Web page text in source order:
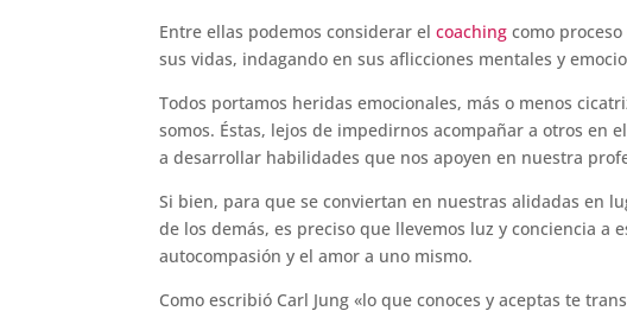
Entre ellas podemos considerar elcoaching como
sus vidas, indagando en sus aflicciones mentales y
Todos portamos heridas emocionales, más o menos
somos. Éstas, lejos de impedirnos acompañar a otros
a desarrollar habilidades que nos apoyen en nuestra
Si bien, para que se conviertan en nuestras alidadas en
de los demás, es preciso que llevemos luz y conciencia a
autocompasión y el amor a uno mismo.
Como escribió Carl Jung «lo que conoces y aceptas te